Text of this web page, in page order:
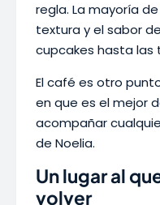
regla. La mayoría
textura y el sabor
cupcakes hasta las
El café es otro
en que es el mejor
acompañar
de Noelia.
Un lugar al
volver